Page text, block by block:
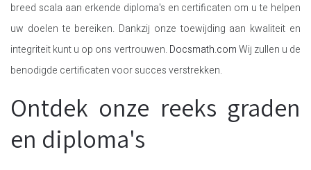
breed scala aan erkende diploma's en certificaten om u te helpen
uw doelen te bereiken. Dankzij onze toewijding aan kwaliteit en
integriteit kunt u op ons vertrouwen. Docsmath.comWij zullen u de
benodigde certificaten voor succes verstrekken.
Ontdek onze reeks graden
en diploma's